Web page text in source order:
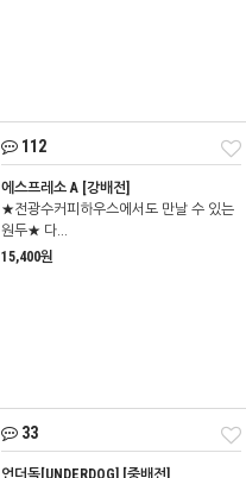
112
에스프레소 A [강배전]
★전광수커피하우스에서도 만날 수 있는
원두★ 다...
15,400원
33
언더독[UNDERDOG] [중배전]